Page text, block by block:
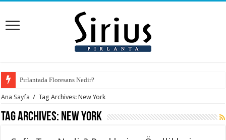
Pırlantada Floresans Nedir?
Ana Sayfa / Tag Archives: New York
Tag Archives: New York